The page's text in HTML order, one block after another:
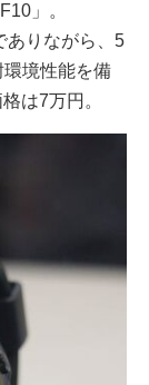
」。
ありながら、5
境性能を備
は7万円。